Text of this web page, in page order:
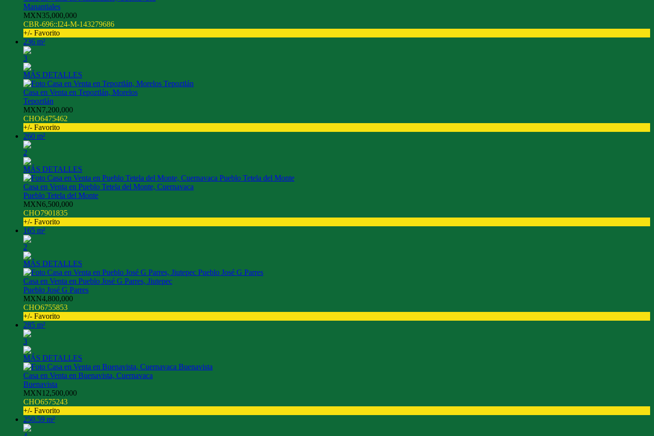
Manantiales
MXN35,000,000
CBR-696::I24-M-143279686
+/- Favorito
236 m²
3
MÁS DETALLES
Casa en Venta en Tepoztlán, Morelos
Tepoztlán
MXN7,200,000
CHO6475462
+/- Favorito
260 m²
2
MÁS DETALLES
Casa en Venta en Pueblo Tetela del Monte, Cuernavaca
Pueblo Tetela del Monte
MXN6,500,000
CHO7901835
+/- Favorito
165 m²
2
MÁS DETALLES
Casa en Venta en Pueblo José G Parres, Jiutepec
Pueblo José G Parres
MXN4,800,000
CHO6755853
+/- Favorito
285 m²
3
MÁS DETALLES
Casa en Venta en Buenavista, Cuernavaca
Buenavista
MXN12,500,000
CHO6575243
+/- Favorito
250.59 m²